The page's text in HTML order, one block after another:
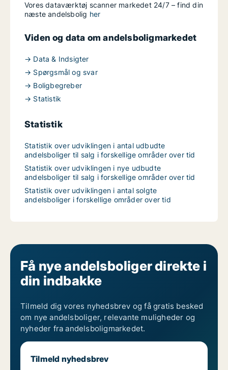
Vores dataværktøj scanner markedet 24/7 – find din
næste andelsbolig her
Viden og data om andelsboligmarkedet
→ Data & Indsigter
→ Spørgsmål og svar
→ Boligbegreber
→ Statistik
Statistik
Statistik over udviklingen i antal udbudte
andelsboliger til salg i forskellige områder over tid
Statistik over udviklingen i nye udbudte
andelsboliger til salg i forskellige områder over tid
Statistik over udviklingen i antal solgte
andelsboliger i forskellige områder over tid
Få nye andelsboliger direkte i
din indbakke
Tilmeld dig vores nyhedsbrev og få gratis besked
om nye andelsboliger, relevante muligheder og
nyheder fra andelsboligmarkedet.
Tilmeld nyhedsbrev